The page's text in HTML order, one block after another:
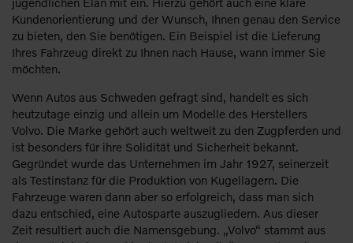
Kundenorientierung und der Wunsch, Ihnen genau den Service
zu bieten, den Sie benötigen. Ein Beispiel ist die Lieferung
Ihres Fahrzeug direkt zu Ihnen nach Hause, wann immer Sie
möchten.
Wenn Autos aus Schweden gefragt sind, handelt es sich
heutzutage einzig und allein um Modelle des Herstellers
Volvo. Die Marke gehört auch weltweit zu den Zugpferden und
ist besonders für ihre Solidität und Sicherheit bekannt.
Gegründet wurde das Unternehmen im Jahr 1927, seinerzeit
als Testinstanz für die Produktion von Kugellagern. Die
Fahrzeuge waren dann aber so erfolgreich, dass man sich
dazu entschied, eine Autosparte auszugliedern. Aus dieser
Zeit resultiert auch die Namensgebung. „Volvo“ stammt aus